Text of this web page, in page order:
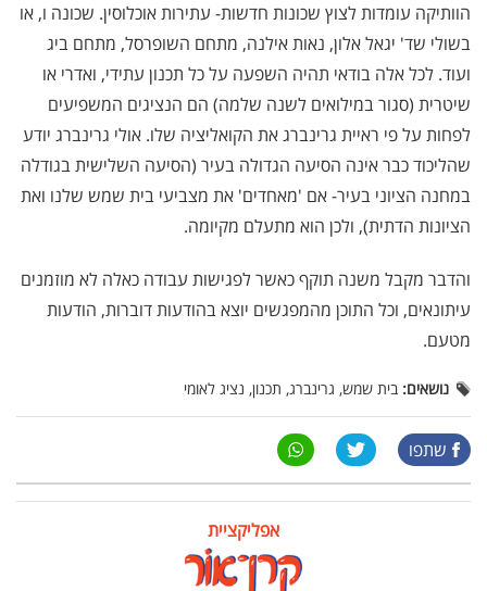
הוותיקה עומדות לצוץ שכונות חדשות- עתירות אוכלוסין. שכונה ו, או
בשולי שד' יגאל אלון, נאות אילנה, מתחם השופרסל, מתחם ביג
ועוד. לכל אלה בודאי תהיה השפעה על כל תכנון עתידי, ואדרי או
שיטרית (סגור במילואים לשנה שלמה) הם הנציגים המשפיעים
לפחות על פי ראיית גרינברג את הקואליציה שלו. אולי גרינברג יודע
שהליכוד כבר אינה הסיעה הגדולה בעיר (הסיעה השלישית בגודלה
במחנה הציוני בעיר- אם 'מאחדים' את מצביעי בית שמש שלנו ואת
הציונות הדתית), ולכן הוא מתעלם מקיומה.
והדבר מקבל משנה תוקף כאשר לפגישות עבודה כאלה לא מוזמנים
עיתונאים, וכל התוכן מהמפגשים יוצא בהודעות דוברות, הודעות
מטעם.
נושאים: בית שמש, גרינברג, תכנון, נציג לאומי
שתפו
אפליקציית